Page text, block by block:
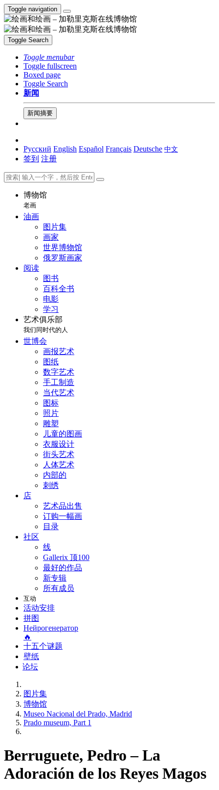
Toggle navigation
Toggle Search
Toggle menubar
Toggle fullscreen
Boxed page
Toggle Search
新闻
新闻摘要
Русский English Español Français Deutsche 中文
签到 注册
博物馆
老画
油画
图片集
画家
世界博物馆
俄罗斯画家
阅读
图书
百科全书
电影
学习
艺术俱乐部
我们同时代的人
世博会
画报艺术
图纸
数字艺术
手工制造
当代艺术
图标
照片
雕塑
儿童的图画
衣服设计
街头艺术
人体艺术
内部的
刺绣
店
艺术品出售
订购一幅画
目录
社区
线
Gallerix 顶100
最好的作品
新专辑
所有成员
互动
活动安排
拼图
Нейрогенератор
🔥
十五个谜题
壁纸
论坛
图片集
博物馆
Museo Nacional del Prado, Madrid
Prado museum, Part 1
Berruguete, Pedro – La
Adoración de los Reyes Magos